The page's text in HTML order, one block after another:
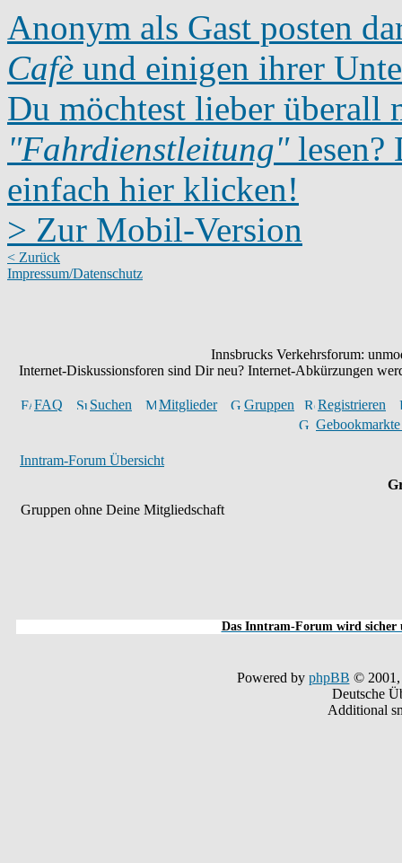
Anonym als Gast posten
Cafè und einigen ihrer
Du möchtest lieber überall
"Fahrdienstleitung"lesen?
einfach hier klicken!
> Zur Mobil-Version
< Zurück
Impressum/Datenschutz
Innsbrucks Verkehrsforum:
Internet-Diskussionsforen sind Dir neu? Internet-Abkürzungen
FAQ Suchen Mitglieder Gruppen
Registrieren
Inntram-Forum Übersicht
Gruppen ohne Deine Mitgliedschaft
Das Inntram-Forum wird sicher
Powered by phpBB © 2001,
Deutsche
Additional